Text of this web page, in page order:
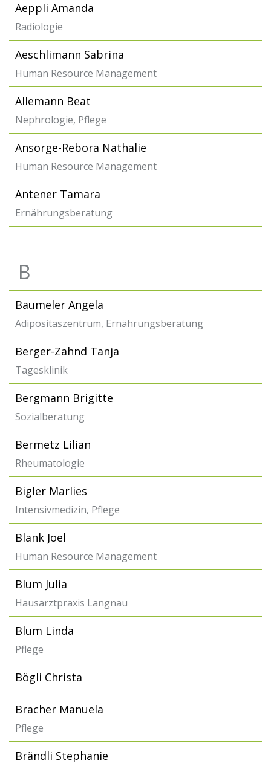
Aeppli Amanda
Radiologie
Aeschlimann Sabrina
Human Resource Management
Allemann Beat
Nephrologie, Pflege
Ansorge-Rebora Nathalie
Human Resource Management
Antener Tamara
Ernährungsberatung
B
Baumeler Angela
Adipositaszentrum, Ernährungsberatung
Berger-Zahnd Tanja
Tagesklinik
Bergmann Brigitte
Sozialberatung
Bermetz Lilian
Rheumatologie
Bigler Marlies
Intensivmedizin, Pflege
Blank Joel
Human Resource Management
Blum Julia
Hausarztpraxis Langnau
Blum Linda
Pflege
Bögli Christa
Bracher Manuela
Pflege
Brändli Stephanie